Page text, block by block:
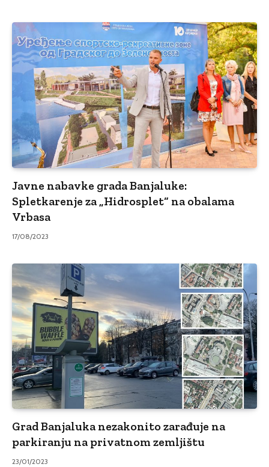
Javne nabavke grada Banjaluke:
Spletkarenje za „Hidrosplet“ na obalama
Vrbasa
17/08/2023
Grad Banjaluka nezakonito zarađuje na
parkiranju na privatnom zemljištu
23/01/2023